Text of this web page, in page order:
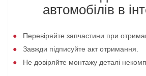
автомобілів в
Перевіряйте запчастини при
Завжди підписуйте акт отримання.
Не довіряйте монтажу деталі